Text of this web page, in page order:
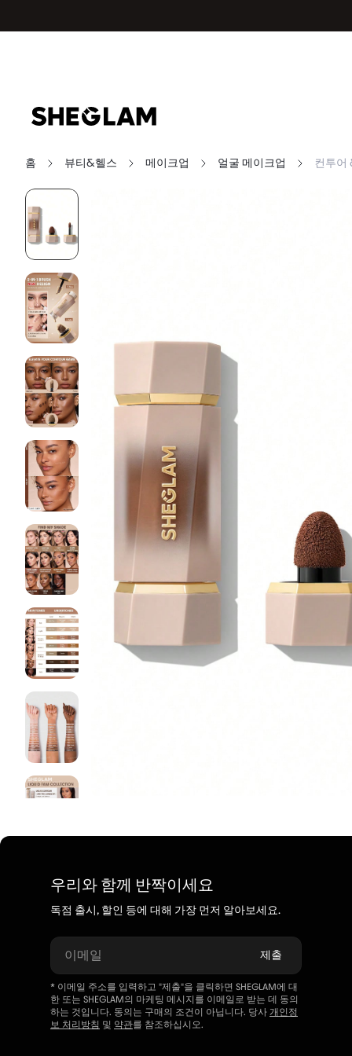
홈 뷰티&헬스 메이크업 얼굴 메이크업 컨투어
우리와 함께 반짝이세요
독점 출시, 할인 등에 대해 가장 먼저 알아보세요.
이메일 제출
* 이메일 주소를 입력하고 "제출"을 클릭하면 SHEGLAM에 대
한 또는 SHEGLAM의 마케팅 메시지를 이메일로 받는 데 동의
하는 것입니다. 동의는 구매의 조건이 아닙니다. 당사 개인정
보 처리방침 및 약관를 참조하십시오.